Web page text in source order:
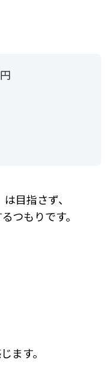
目指さず、
つもりです。
ます。